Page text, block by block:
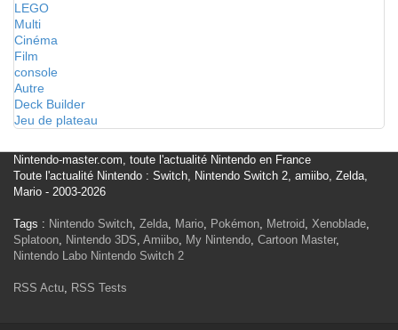
LEGO
Multi
Cinéma
Film
console
Autre
Deck Builder
Jeu de plateau
Nintendo-master.com, toute l'actualité Nintendo en France
Toute l'actualité Nintendo : Switch, Nintendo Switch 2, amiibo, Zelda,
Mario - 2003-2026
Tags : Nintendo Switch, Zelda, Mario, Pokémon, Metroid, Xenoblade,
Splatoon, Nintendo 3DS, Amiibo, My Nintendo, Cartoon Master,
Nintendo Labo Nintendo Switch 2
RSS Actu, RSS Tests